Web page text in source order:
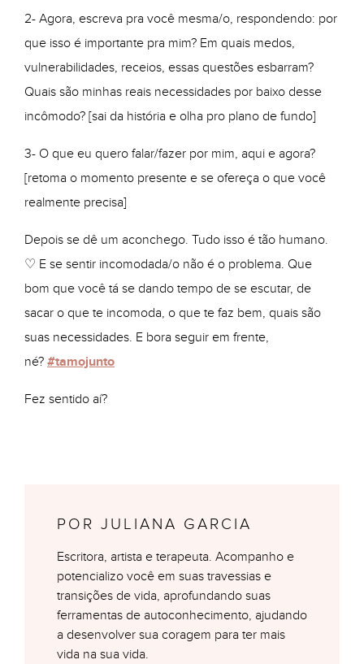
2- Agora, escreva pra você mesma/o, respondendo: por
que isso é importante pra mim? Em quais medos,
vulnerabilidades, receios, essas questões esbarram?
Quais são minhas reais necessidades por baixo desse
incômodo? [sai da história e olha pro plano de fundo]
3- O que eu quero falar/fazer por mim, aqui e agora?
[retoma o momento presente e se ofereça o que você
realmente precisa]
Depois se dê um aconchego. Tudo isso é tão humano.
♡ E se sentir incomodada/o não é o problema. Que
bom que você tá se dando tempo de se escutar, de
sacar o que te incomoda, o que te faz bem, quais são
suas necessidades. E bora seguir em frente,
né? #tamojunto
Fez sentido aí?
POR JULIANA GARCIA
Escritora, artista e terapeuta. Acompanho e
potencializo você em suas travessias e
transições de vida, aprofundando suas
ferramentas de autoconhecimento, ajudando
a desenvolver sua coragem para ter mais
vida na sua vida.